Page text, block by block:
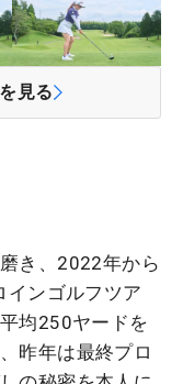
見る
き、2022年から
インゴルフツア
均250ヤードを
昨年は最終プロ